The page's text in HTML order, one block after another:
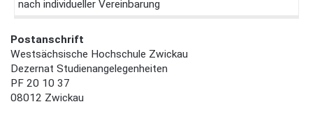
nach individueller Vereinbarung
Postanschrift
Westsächsische Hochschule Zwickau
Dezernat Studienangelegenheiten
PF 20 10 37
08012 Zwickau